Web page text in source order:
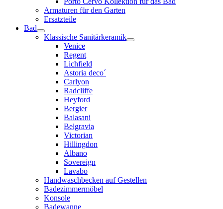
Armaturen für den Garten
Ersatzteile
Bad
Klassische Sanitärkeramik
Venice
Regent
Lichfield
Astoria deco´
Carlyon
Radcliffe
Heyford
Bergier
Balasani
Belgravia
Victorian
Hillingdon
Albano
Sovereign
Lavabo
Handwaschbecken auf Gestellen
Badezimmermöbel
Konsole
Badewanne